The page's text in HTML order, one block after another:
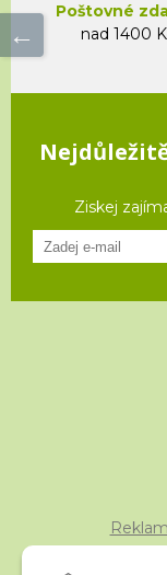
Poštovné
nad 1400
Ziskej